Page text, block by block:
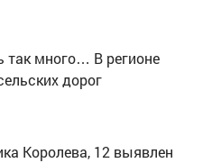
так много… В регионе
дорог
Королева, 12 выявлен